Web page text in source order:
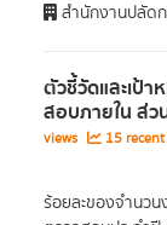
สำนักงานปลัด
ตัวชี้วัดและเป้
สอบภายใน ส่ว
views
15
ร้อยละของจำนว